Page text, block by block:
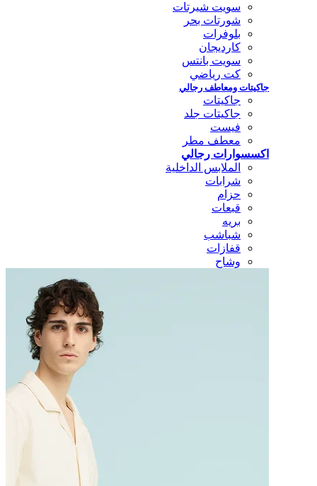
سويت شيرتات
شورتات بحر
بلوفرات
كارديجان
سويت بانتس
كت رياضي
جاكيتات ومعاطف رجالي
جاكيتات
جاكيتات جلد
فيست
معطف مطر
اكسسوارات رجالي
الملابس الداخلية
شرابات
حزام
قبعات
بريه
شباشب
قفازات
وشاح